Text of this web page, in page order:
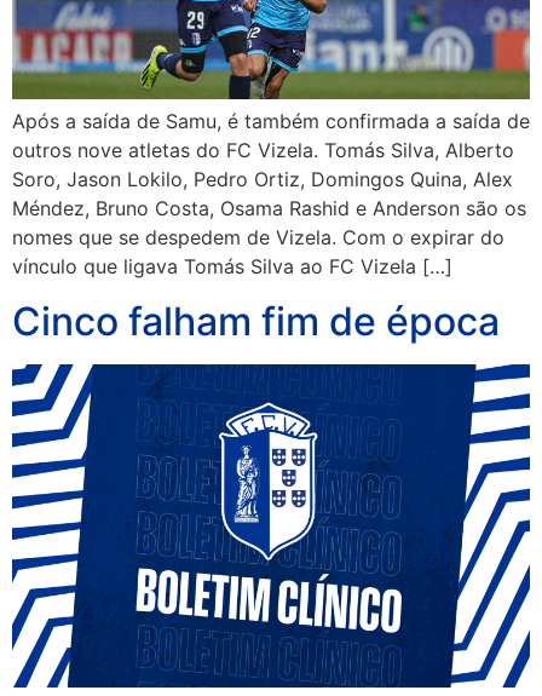
Após a saída de Samu, é também confirmada a saída de
outros nove atletas do FC Vizela. Tomás Silva, Alberto
Soro, Jason Lokilo, Pedro Ortiz, Domingos Quina, Alex
Méndez, Bruno Costa, Osama Rashid e Anderson são os
nomes que se despedem de Vizela. Com o expirar do
vínculo que ligava Tomás Silva ao FC Vizela […]
Cinco falham fim de época